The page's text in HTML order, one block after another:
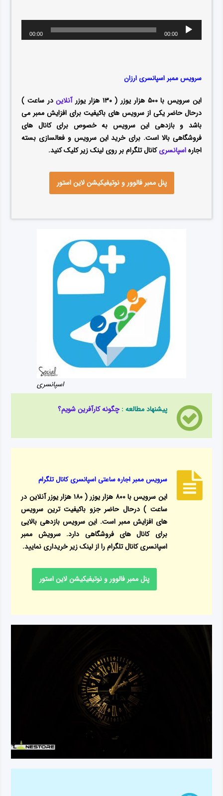
00:00
00:00
سرویس ممبر اسپانسری ارزان
این سرویس با ۵۰۰ هزار یوزر ( ۱۳۰ هزار یوزر آنلایندر ساعت )
درحال حاضر یکی از سرویس های باکیفیت برای افزایش ممبر می
باشد و بازدهی این سرویس به خصوص برای کانال های
فروشگاهی بالا است. برای خرید این سرویس و فعالسازی بسته
اجارهاسپانسریکانال تلگرام بر روی لینک زیر کلیک کنید.
پنل ممبر فالوور و نوتیفیکیشن لاین استور
اسپانسری
پیشنهاد مطالعه :چگونه کارآفرین شویم؟
سرویس ممبر اجاره ساعتی اسپانسری کانال تلگرام
این سرویس با ۸۰۰ هزار یوزر ( ۱۸۰ هزار یوزر آنلاین در
ساعت ) درحال حاضر جزو باکیفیت ترین سرویس
های افزایش ممبر است. این سرویس بازدهی بالایی
برای کانال های فروشگاهی دارد. سرویش ممبر
اسپانسری کانال تلگرام را از لینک زیر خریداری نمایید.
پنل ممبر فالوور و نوتیفیکیشن لاین استور